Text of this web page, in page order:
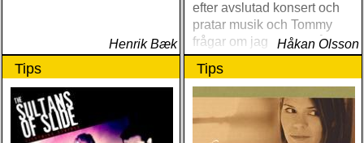
Henrik Bæk
efter avslutad konsert och
pratar musik och Tommy
frågar om jag spelar något
instrument
Håkan Olsson
Tips Tips